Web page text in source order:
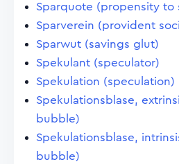
Sparquote (propensity to
Sparverein (provident
Sparwut (savings glut)
Spekulant (speculator)
Spekulation (speculation)
Spekulationsblase,
bubble)
Spekulationsblase,
bubble)